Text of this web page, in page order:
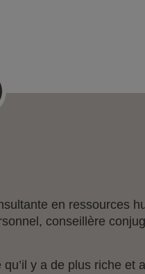
en ressources
conseillère
y a de plus riche et